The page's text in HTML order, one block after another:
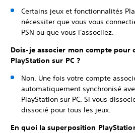
Certains jeux et fonctionnalités
nécessiter que vous vous
PSN ou que vous l'associiez.
Dois-je associer mon compte pour
PlayStation sur PC ?
Non. Une fois votre compte
automatiquement synchronisé
PlayStation sur PC. Si vous
dissocié pour tous les jeux.
En quoi la superposition